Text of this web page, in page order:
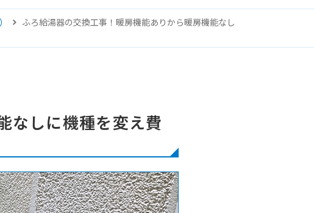
ふろ給湯器の交換工事！暖房機能ありから暖房機能なし
なしに機種を変え費